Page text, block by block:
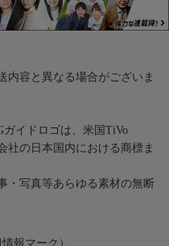
内容と異なる場合がございま
ガイドロゴは、米国TiVo
社の日本国内における商標ま
・写真等あらゆる素材の無断
報マーク）